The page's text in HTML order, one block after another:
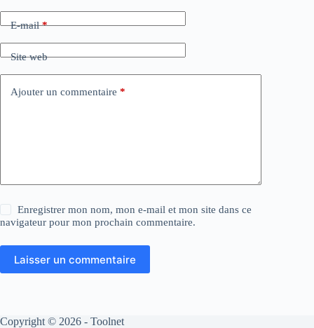
E-mail*
Site web
Ajouter un commentaire *
Enregistrer mon nom, mon e-mail et mon site dans ce
navigateur pour mon prochain commentaire.
Laisser un commentaire
Copyright © 2026 - Toolnet